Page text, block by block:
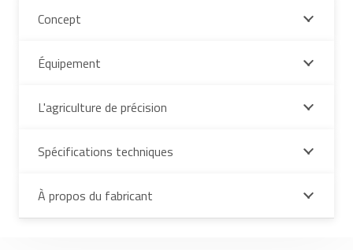
Concept
Équipement
L'agriculture de précision
Spécifications techniques
À propos du fabricant